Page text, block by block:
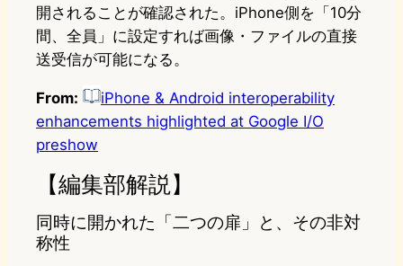
開されることが確認された。iPhone側を「10分
間、全員」に設定すれば画像・ファイルの直接
送受信が可能になる。
From:
iPhone & Android interoperability
enhancements highlighted at Google I/O
preshow
【編集部解説】
同時に開かれた「二つの扉」と、その非対
称性